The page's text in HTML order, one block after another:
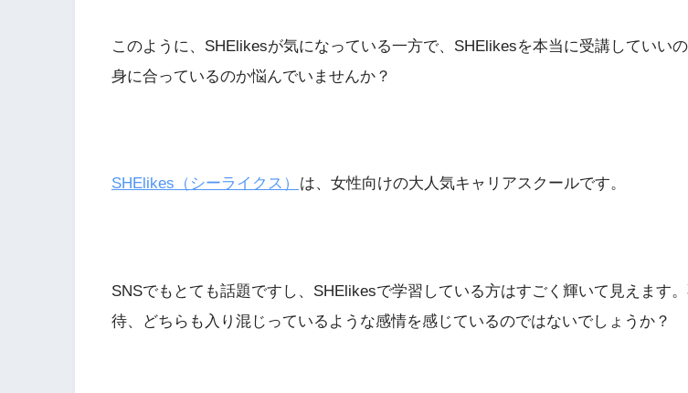
このように、SHElikesが気になっている一方で、SHElikesを本当に受講していい
身に合っているのか悩んでいませんか？
SHElikes（シーライクス） は、女性向けの大人気キャリアスクールです。
SNSでもとても話題ですし、SHElikesで学習している方はすごく輝いて見えます
待、どちらも入り混じっているような感情を感じているのではないでしょうか？